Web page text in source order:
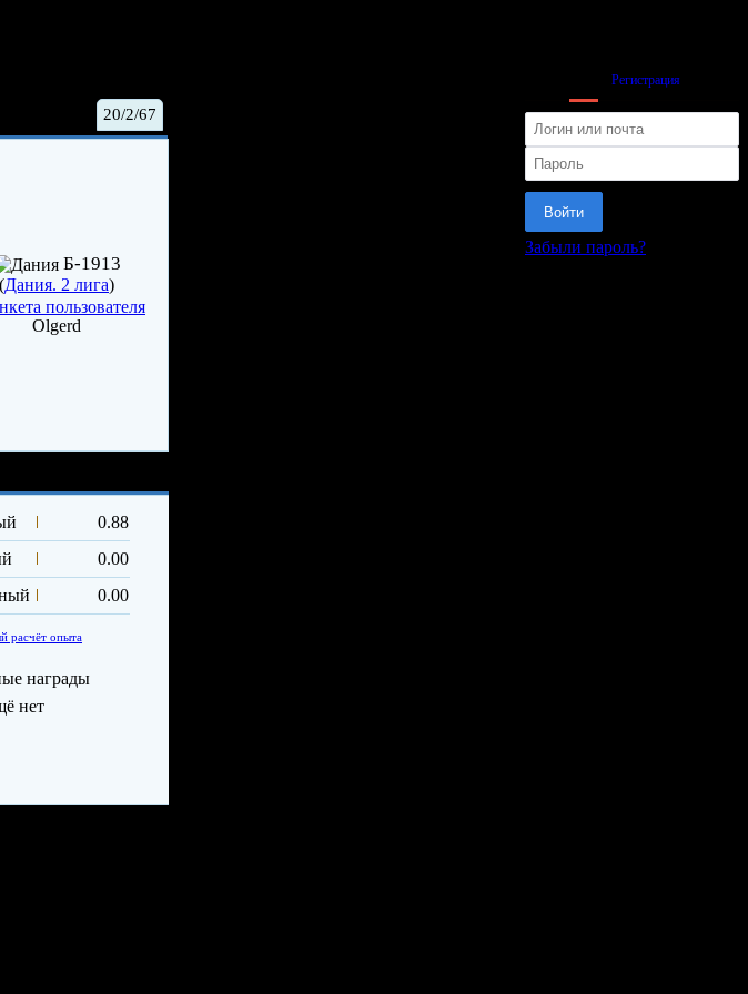
Регистрация
Войти
Забыли пароль?
20/2/67
Б-1913
(Дания. 2 лига)
Olgerd
0.88
0.00
0.00
расчёт опыта
награды
нет